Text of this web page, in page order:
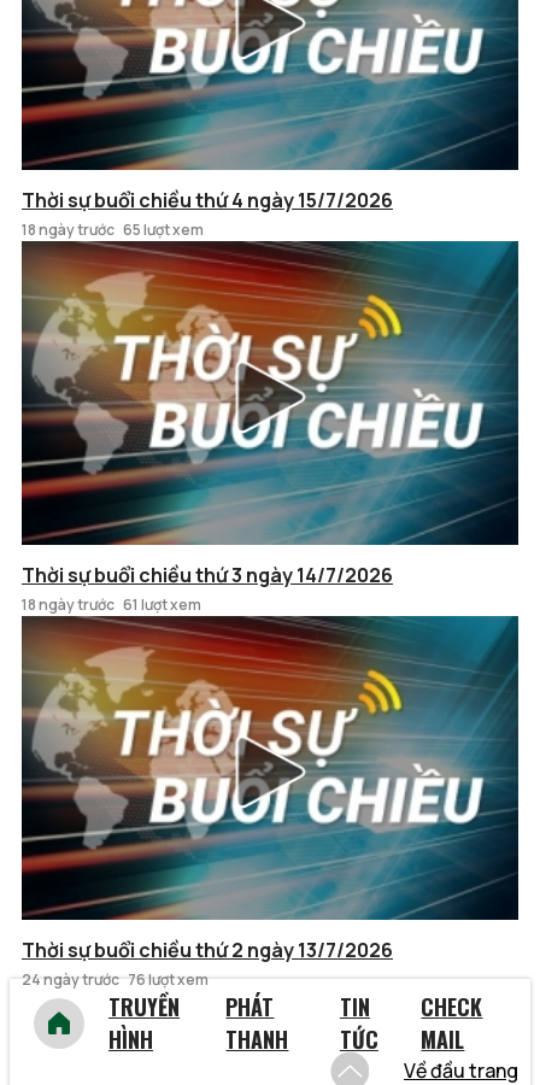
Thời sự buổi chiều thứ 4 ngày 15/7/2026
18 ngày trước 65 lượt xem
Thời sự buổi chiều thứ 3 ngày 14/7/2026
18 ngày trước 61 lượt xem
Thời sự buổi chiều thứ 2 ngày 13/7/2026
24 ngày trước 76 lượt xem
TRUYỀN
HÌNH
PHÁT
THANH
TIN
TỨC
CHECK
MAIL
Về đầu trang